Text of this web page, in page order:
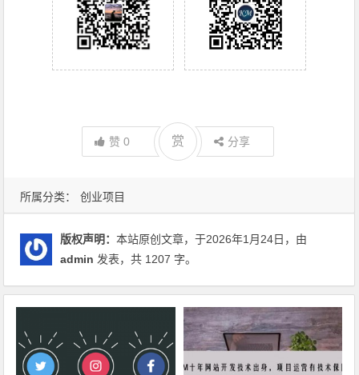
赞0 赏 分享
所属分类： 创业项目
版权声明：本站原创文章，于2026年1月24日，由
admin 发表，共 1207 字。